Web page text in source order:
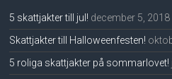
5 skattjakter till jul! december 5, 2018
Skattjakter till Halloweenfesten!
5 roliga skattjakter på sommarlovet!